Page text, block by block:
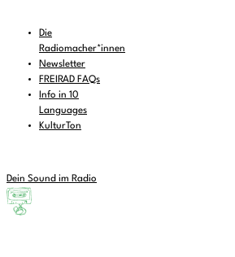
Die
Radiomacher*innen
Newsletter
FREIRAD FAQs
Info in 10
Languages
KulturTon
Dein Sound im Radio